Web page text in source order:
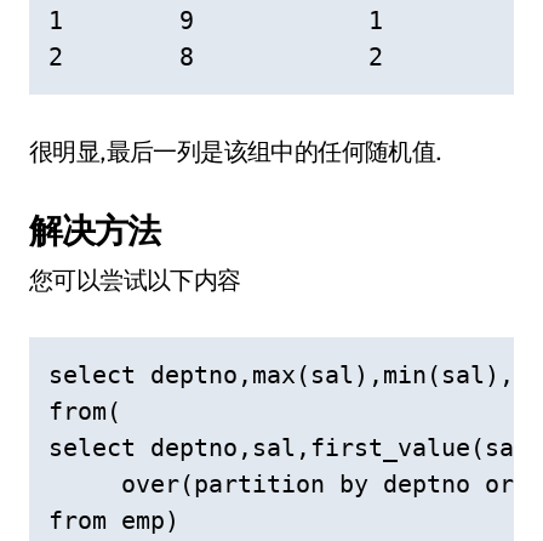
1        9            1
2        8            2
很明显,最后一列是该组中的任何随机值.
解决方法
您可以尝试以下内容
select
from(
select
over(partition by deptno
from emp)